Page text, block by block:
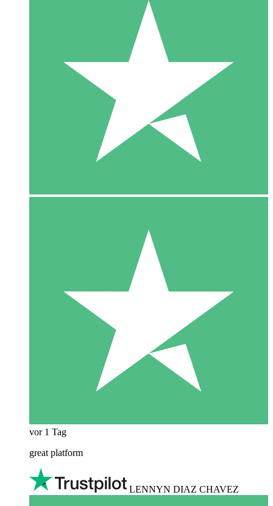
vor 1 Tag
great platform
LENNYN DIAZ CHAVEZ